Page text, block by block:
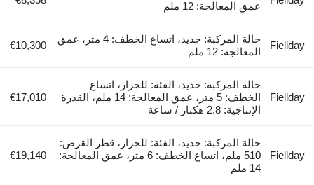
عمق المعالجة: 12 ملم
Fiellday
حالة المركبة: جديد، اتساع الخطف: 4 متر، عمق
المعالجة: 12 ملم
€10,300
Fiellday
حالة المركبة: جديد، الفئة: للجرار، اتساع
الخطف: 5 متر، عمق المعالجة: 14 ملم، القدرة
الإنتاجية: 2.8 هكتار / ساعة
€17,010
Fiellday
حالة المركبة: جديد، الفئة: للجرار، قطر القرص:
510 ملم، اتساع الخطف: 6 متر، عمق المعالجة:
14 ملم
€19,140